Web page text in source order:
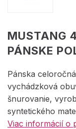
MUSTANG
PÁNSKE
Pánska celoročná
vychádzková
šnurovanie,
syntetického
Viac informácií o